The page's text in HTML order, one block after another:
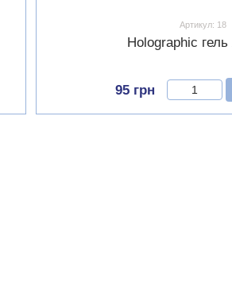
Артикул: 18
Holographic
95 грн